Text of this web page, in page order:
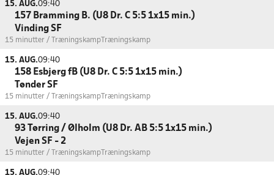
15. AUG.09:40
157 Bramming B. (U8 Dr. C 5:5 1x15 min.)
Vinding SF
15 minutter / Træningskamp Træningskamp
15. AUG.09:40
158 Esbjerg fB (U8 Dr. C 5:5 1x15 min.)
Tønder SF
15 minutter / Træningskamp Træningskamp
15. AUG.09:40
93 Tørring / Ølholm (U8 Dr. AB 5:5 1x15 min.)
Vejen SF - 2
15 minutter / Træningskamp Træningskamp
15. AUG.09:40